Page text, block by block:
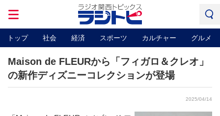
トップ 社会 経済 スポーツ カルチャー グルメ
Maison de FLEURから「フィガロ＆クレオ」
の新作ディズニーコレクションが登場
2025/04/14